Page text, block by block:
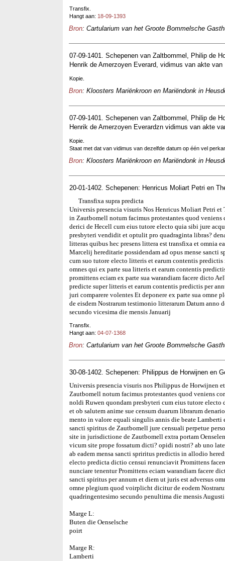
Transfix.
Hangt aan: 18-09-1393
Bron: Cartularium van het Groote Bommelsche
07-09-1401. Schepenen van Zaltbommel, Philip de
Henrik de Amerzoyen Everard, vidimus van akte van
Kopie.
Bron: Kloosters Mariënkroon en Mariëndonk in
07-09-1401. Schepenen van Zaltbommel, Philip de
Henrik de Amerzoyen Everardzn vidimus van akte
Kopie.
Staat met dat van vidimus van dezelfde datum op één vel
Bron: Kloosters Mariënkroon en Mariëndonk in
20-01-1402. Schepenen: Henricus Moliart Petri en
Transfixa supra predicta
Universis presencia visuris Nos Henricus Moliart Petri et
in Zautbomell notum facimus protestantes quod
derici de Hecell cum eius tutore electo quia sibi jure
presbyteri vendidit et optulit pro quadraginta libras?
litteras quibus hec presens littera est transfixa et omnia
Marcelij hereditarie possidendam ad opus mense sancti
cum suo tutore electo litteris et earum contentis
omnes qui ex parte sua litteris et earum contentis
promittens eciam ex parte sua warandiam facere dicto
predicte super litteris et earum contentis predictis per
juri comparere volentes Et deponere ex parte sua
de eisdem Nostrarum testimonio litterarum Datum anno
secundo vicesima die mensis Januarij
Transfix.
Hangt aan: 04-07-1368
Bron: Cartularium van het Groote Bommelsche
30-08-1402. Schepenen: Philippus de Horwijnen en
Universis presencia visuris nos Philippus de Horwijnen
Zautbomell notum facimus protestantes quod veniens
noldi Ruwen quondam presbyteri cum eius tutore
et ob salutem anime sue censum duarum librarum
mento in valore equali singulis annis die beate Lamberti
sancti spiritus de Zautbomell jure censuali perpetue
site in jurisdictione de Zautbomell extra portam
vicum site prope fossatum dicti? opidi nostri? ab uno
ab eadem mensa sancti spriritus predictis in allodio
electo predicta dictio censui renunciavit Promittens
nunciare tenentur Promittens eciam warandiam facere
sancti spiritus per annum et diem ut juris est adversus
omne plegium quod voirplicht dicitur de eodem
quadringentesimo secundo penultima die mensis Augusti
Marge L:
Buten die Oenselsche
poirt
Marge R:
Lamberti